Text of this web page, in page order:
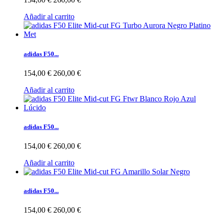
Añadir al carrito
adidas F50...
154,00 € 260,00 €
Añadir al carrito
adidas F50...
154,00 € 260,00 €
Añadir al carrito
adidas F50...
154,00 € 260,00 €